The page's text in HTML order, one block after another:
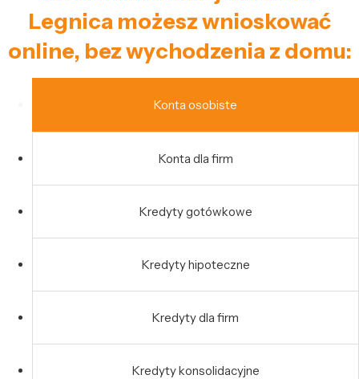
Legnica możesz wnioskować
online, bez wychodzenia z domu:
Konta osobiste
Konta dla firm
Kredyty gotówkowe
Kredyty hipoteczne
Kredyty dla firm
Kredyty konsolidacyjne